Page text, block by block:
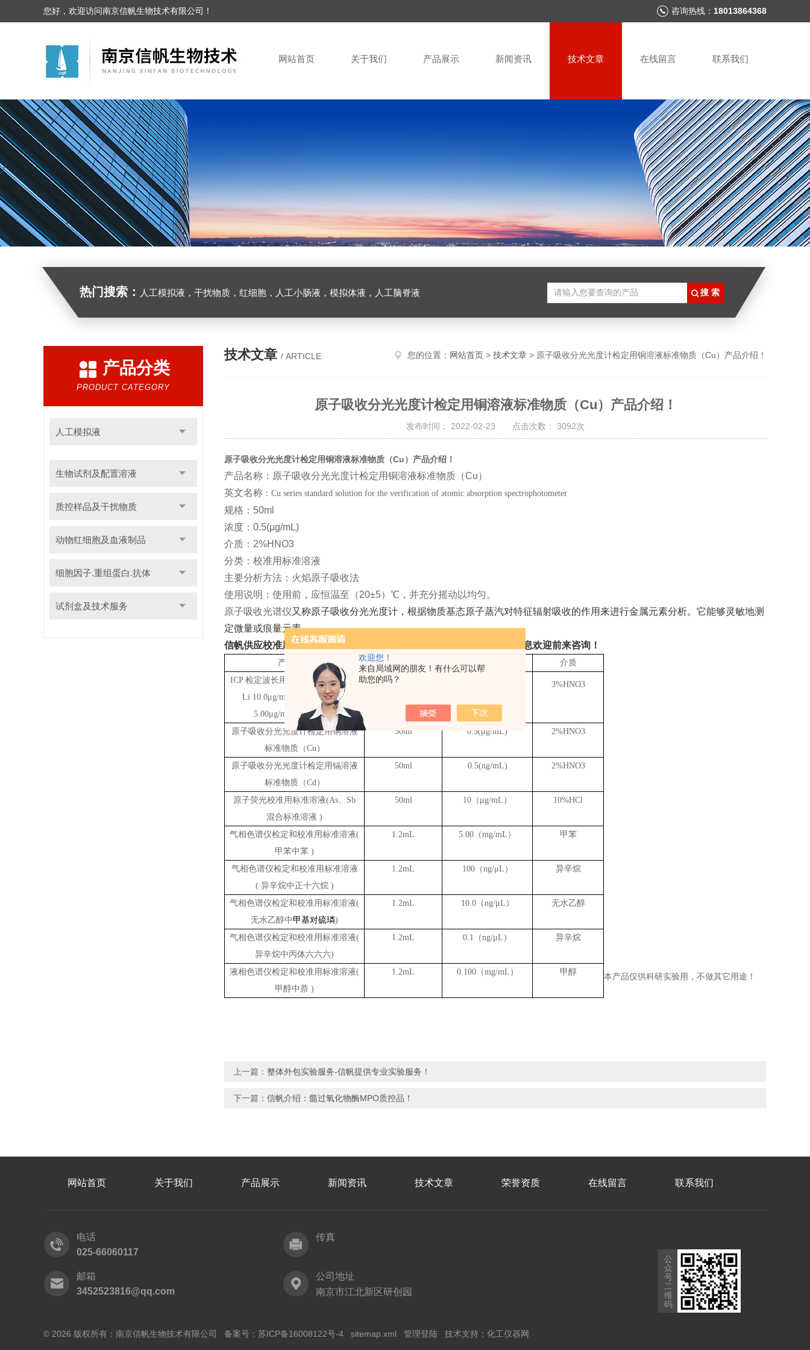
欢迎您！
来自局域网的朋友！有什么可以帮
助您的吗？
您好，欢迎访问南京信帆生物技术有限公司！ 咨询热线： 18013864368
网站首页 关于我们 产品展示 新闻资讯 技术文章 在线留言 联系我们
热门搜索： 人工模拟液，干扰物质，红细胞，人工小肠液，模拟体液，人工脑脊液
产品分类
PRODUCT CATEGORY
人工模拟液
生物试剂及配置溶液
质控样品及干扰物质
动物红细胞及血液制品
细胞因子.重组蛋白.抗体
试剂盒及技术服务
技术文章 / ARTICLE 您的位置： 网站首页 > 技术文章 > 原子吸收分光光度计检定用铜溶液标准物质（Cu）产品介绍！
原子吸收分光光度计检定用铜溶液标准物质（Cu）产品介绍！
发布时间： 2022-02-23 点击次数： 3092次
原子吸收分光光度计检定用铜溶液标准物质（Cu）产品介绍！
产品名称：原子吸收分光光度计检定用铜溶液标准物质（Cu）
英文名称 ： Cu series standard solution for the verification of atomic absorption spectrophotometer
规格：50ml
浓度：0.5(μg/mL)
介质：2%HNO3
分类：校准用标准溶液
主要分析方法：火焰原子吸收法
使用说明：使用前，应恒温至（20±5）℃，并充分摇动以均匀。
原子吸收光谱仪又称原子吸收分光光度计，根据物质基态原子蒸汽对特征辐射吸收的作用来进行金属元素分析。它能够灵敏地测
定微量或痕量元素。
信帆供应校准用标准溶液、可根据客户需求定制不同浓度，更多产品信息欢迎前来咨询！
产品名称 规格 浓度
介质
ICP 检定波长用标准溶液(Se、Zn、
Li 10.0μg/mL、Mn、Cu、Ba
5.00μg/mL 、Na、K）
50ml 3%HNO3
原子吸收分光光度计检定用铜溶液
标准物质（Cu）
50ml 0.5(μg/mL) 2%HNO3
原子吸收分光光度计检定用镉溶液
标准物质（Cd）
50ml 0.5(ng/mL) 2%HNO3
原子荧光校准用标准溶液(As、Sb
混合标准溶液 )
50ml 10（μg/mL） 10%HCl
气相色谱仪检定和校准用标准溶液(
甲苯中苯 )
1.2mL 5.00（mg/mL） 甲苯
气相色谱仪检定和校准用标准溶液
( 异辛烷中正十六烷 )
1.2mL 100（ng/μL） 异辛烷
气相色谱仪检定和校准用标准溶液(
无水乙醇中 甲基对硫璘)
1.2mL 10.0（ng/μL） 无水乙醇
气相色谱仪检定和校准用标准溶液(
异辛烷中丙体六六六)
1.2mL 0.1（ng/μL） 异辛烷
液相色谱仪检定和校准用标准溶液(
甲醇中萘 )
1.2mL 0.100（mg/mL） 甲醇 本产品仅供科研实验用，不做其它用途！
上一篇： 整体外包实验服务-信帆提供专业实验服务！
下一篇： 信帆介绍：髓过氧化物酶MPO质控品！
网站首页 关于我们 产品展示 新闻资讯 技术文章 荣誉资质 在线留言 联系我们
电话
025-66060117
传真
邮箱
3452523816@qq.com
公司地址
南京市江北新区研创园
© 2026 版权所有：南京信帆生物技术有限公司 备案号： 苏ICP备16008122号-4 sitemap.xml 管理登陆 技术支持： 化工仪器网
公
众
号
二
维
码